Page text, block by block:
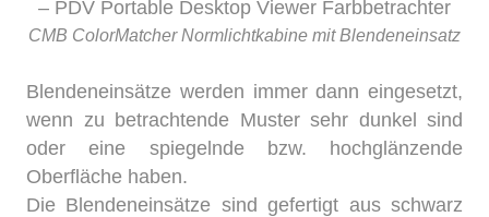
– PDV Portable Desktop Viewer Farbbetrachter
CMB ColorMatcher Normlichtkabine mit Blendeneinsatz
Blendeneinsätze werden immer dann eingesetzt,
wenn zu betrachtende Muster sehr dunkel sind
oder eine spiegelnde bzw. hochglänzende
Oberfläche haben.
Die Blendeneinsätze sind gefertigt aus schwarz